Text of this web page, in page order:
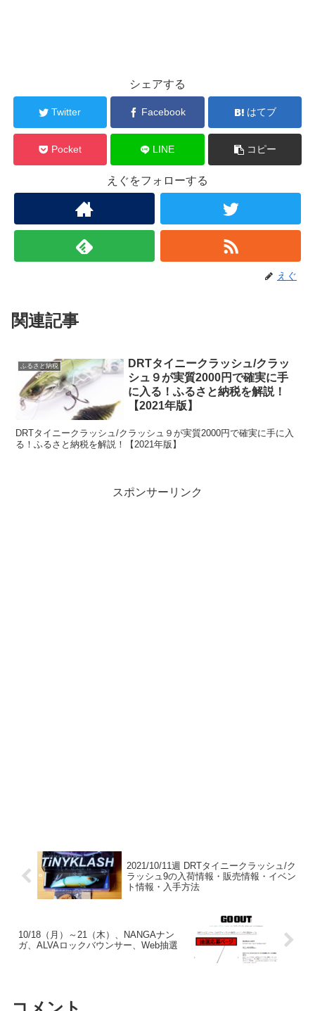
シェアする
Twitter Facebook はてブ
Pocket LINE コピー
えぐをフォローする
えぐ
関連記事
ふるさと納税
DRTタイニークラッシュ/クラッ
シュ９が実質2000円で確実に手
に入る！ふるさと納税を解説！
【2021年版】
DRTタイニークラッシュ/クラッシュ９が実質2000円で確実に手に入
る！ふるさと納税を解説！【2021年版】
スポンサーリンク
2021/10/11週 DRTタイニークラッシュ/ク
ラッシュ9の入荷情報・販売情報・イベン
ト情報・入手方法
10/18（月）～21（木）、NANGAナン
ガ、ALVAロックバウンサー、Web抽選